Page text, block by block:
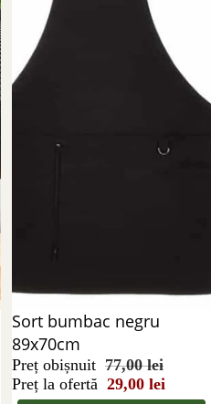
Reducere 62%
Sort bumbac negru
89x70cm
Preț obișnuit 77,00 lei
Preț la ofertă 29,00 lei